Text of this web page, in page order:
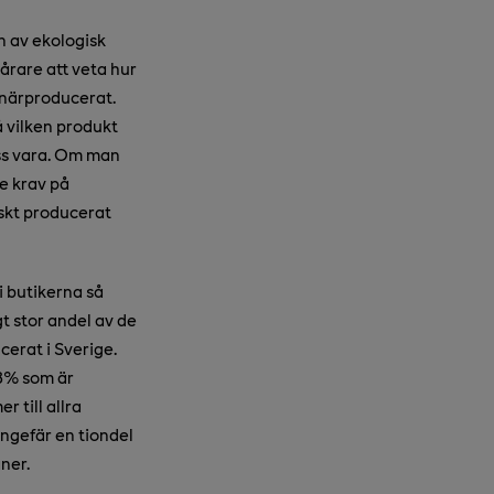
av ekologisk
att veta hur
vilken produkt
vara. Om man
krav på
producerat
butikerna så
stor andel av de
i Sverige.
som är
till allra
en tiondel